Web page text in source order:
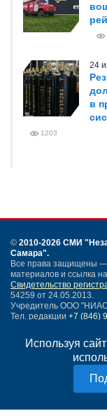
Используя
24
в
1203
© 2010-2026 СМИ
Самара".
Все права защищены —
материалов и ссылка
Свидетельство
54259 от 24.05.2013.
Учредитель ООО
Тел. редакции +7 (846)
Написать письмо
Нашли ошибку?
Политика
Согласие на
18+